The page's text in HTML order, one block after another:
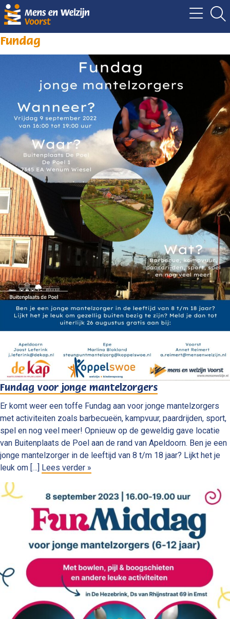
Fundag
Fundag voor jonge mantelzorgers
Er komt weer een toffe Fundag aan voor jonge mantelzorgers
met activiteiten zoals barbecueën, kampvuur, paardrijden, sport,
spel en nog veel meer! Opnieuw op de geweldig gave locatie
van Buitenplaats de Poel aan de rand van Apeldoorn. Ben je een
jonge mantelzorger in de leeftijd van 8 t/m 18 jaar? Lijkt het je
leuk om […] Lees verder »